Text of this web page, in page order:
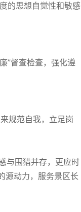
的思想自觉性和敏感
”督查检查，强化遵
规范自我，立足岗
与围猎并存，更应时
源动力，服务景区长